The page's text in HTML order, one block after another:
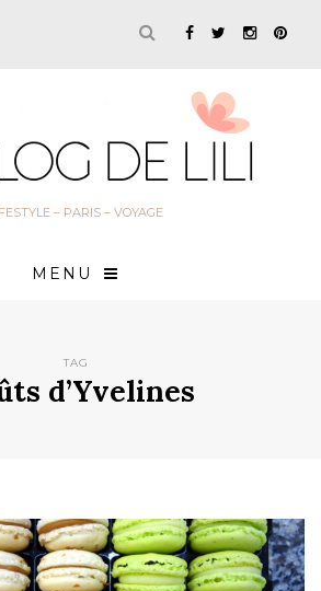
– PARIS – VOYAGE
MENU
TAG
d’Yvelines